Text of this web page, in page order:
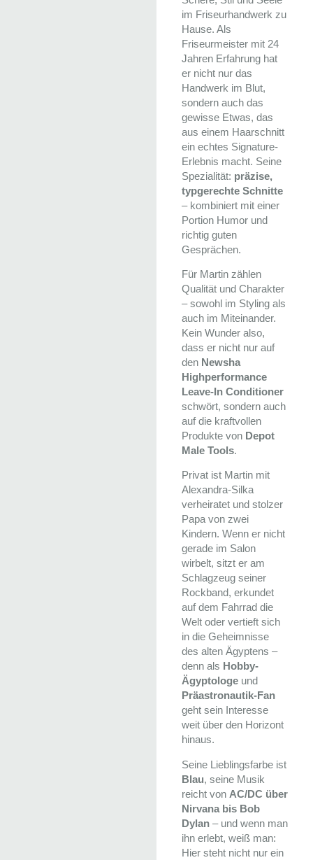
im Friseurhandwerk zu
Hause. Als
Friseurmeister mit 24
Jahren Erfahrung hat
er nicht nur das
Handwerk im Blut,
sondern auch das
gewisse Etwas, das
aus einem Haarschnitt
ein echtes Signature-
Erlebnis macht. Seine
Spezialität: präzise,
typgerechte Schnitte
– kombiniert mit einer
Portion Humor und
richtig guten
Gesprächen.
Für Martin zählen
Qualität und Charakter
– sowohl im Styling als
auch im Miteinander.
Kein Wunder also,
dass er nicht nur auf
den Newsha
Highperformance
Leave-In Conditioner
schwört, sondern auch
auf die kraftvollen
Produkte von Depot
Male Tools.
Privat ist Martin mit
Alexandra-Silka
verheiratet und stolzer
Papa von zwei
Kindern. Wenn er nicht
gerade im Salon
wirbelt, sitzt er am
Schlagzeug seiner
Rockband, erkundet
auf dem Fahrrad die
Welt oder vertieft sich
in die Geheimnisse
des alten Ägyptens –
denn als Hobby-
Ägyptologeund
Präastronautik-Fan
geht sein Interesse
weit über den Horizont
hinaus.
Seine Lieblingsfarbe ist
Blau, seine Musik
reicht von AC/DC über
Nirvana bis Bob
Dylan– und wenn man
ihn erlebt, weiß man:
Hier steht nicht nur ein